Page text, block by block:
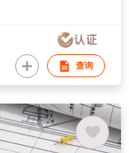
查询